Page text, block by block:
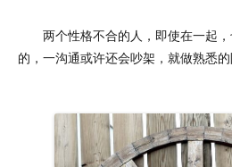
两个性格不合的人，即使在一起，
的，一沟通或许还会吵架，就做熟悉的